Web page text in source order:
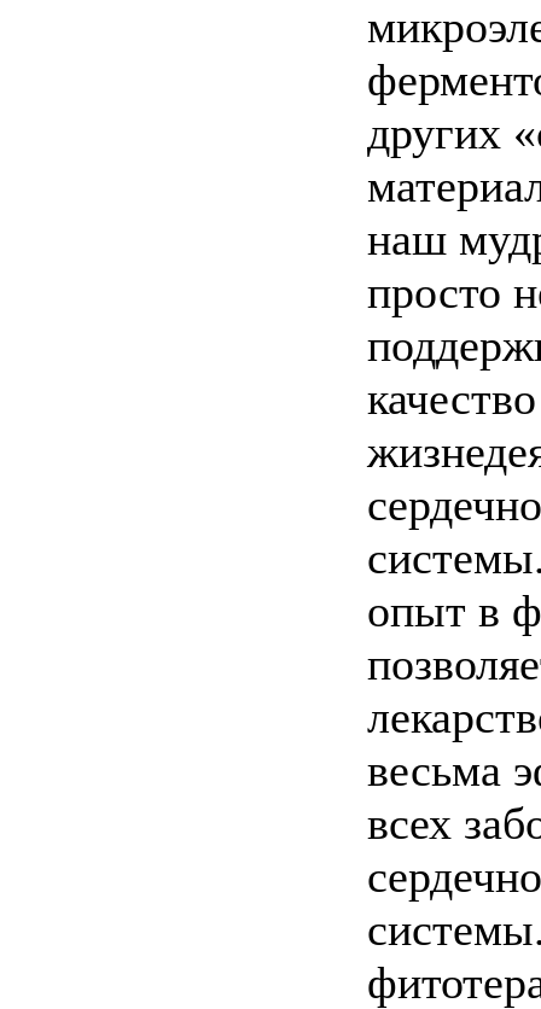
других
наш
просто
опыт в
весьма
всех